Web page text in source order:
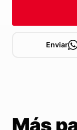
Enviar
Más